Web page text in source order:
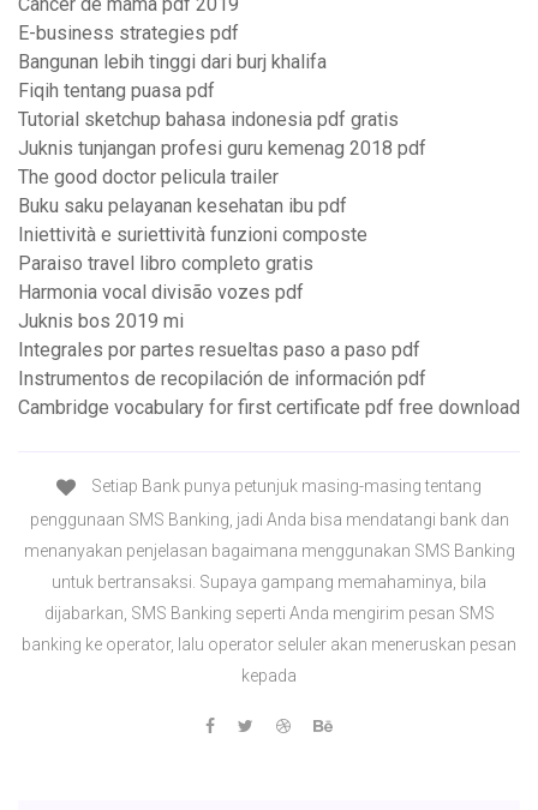
Cancer de mama pdf 2019
E-business strategies pdf
Bangunan lebih tinggi dari burj khalifa
Fiqih tentang puasa pdf
Tutorial sketchup bahasa indonesia pdf gratis
Juknis tunjangan profesi guru kemenag 2018 pdf
The good doctor pelicula trailer
Buku saku pelayanan kesehatan ibu pdf
Iniettività e suriettività funzioni composte
Paraiso travel libro completo gratis
Harmonia vocal divisão vozes pdf
Juknis bos 2019 mi
Integrales por partes resueltas paso a paso pdf
Instrumentos de recopilación de información pdf
Cambridge vocabulary for first certificate pdf free download
Setiap Bank punya petunjuk masing-masing tentang
penggunaan SMS Banking, jadi Anda bisa mendatangi bank dan
menanyakan penjelasan bagaimana menggunakan SMS Banking
untuk bertransaksi. Supaya gampang memahaminya, bila
dijabarkan, SMS Banking seperti Anda mengirim pesan SMS
banking ke operator, lalu operator seluler akan meneruskan pesan
kepada